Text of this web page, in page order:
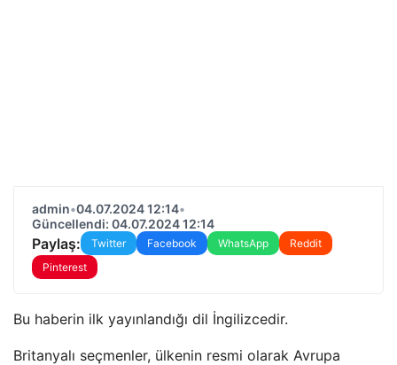
admin•04.07.2024 12:14•
Güncellendi: 04.07.2024 12:14
Paylaş: Twitter Facebook WhatsApp
Reddit
Pinterest
Bu haberin ilk yayınlandığı dil İngilizcedir.
Britanyalı seçmenler, ülkenin resmi olarak Avrupa